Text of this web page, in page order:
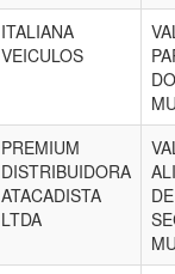
ITALIANA
VEICULOS
PREMIUM
DISTRIBUIDORA
ATACADISTA
LTDA